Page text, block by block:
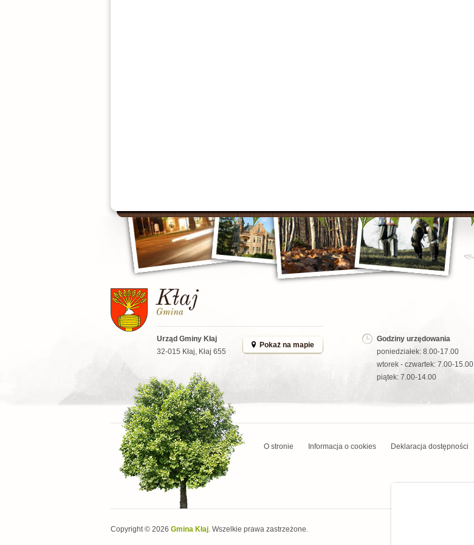
Pokaż na mapie
Urząd Gminy Kłaj
32-015 Kłaj, Kłaj 655
Godziny urzędowania
poniedziałek: 8.00-17.00
wtorek - czwartek: 7.00-15.00
piątek: 7.00-14.00
O stronie Informacja o cookies Deklaracja dostępności
Copyright © 2026 Gmina Kłaj. Wszelkie prawa zastrzeżone.